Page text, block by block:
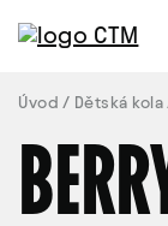
Úvod Dětská kola